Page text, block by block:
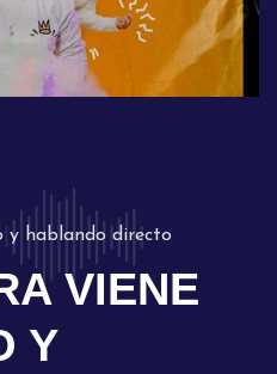
y hablando directo
VIENE
Y